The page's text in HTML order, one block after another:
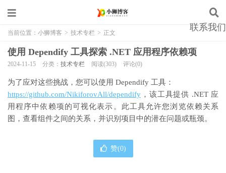
联系我们
当前位置： 小狮博客 > 技术专栏 > 正文
使用 Dependify 工具探索 .NET 应用程序依赖项
2024-11-15 分类： 技术专栏 阅读(303) 评论(0)
为了应对这些挑战，您可以使用 Dependify 工具：
https://github.com/NikiforovAll/dependify ，该工具提供 .NET 应
用程序中依赖项的可视化表示。此工具允许您浏览依赖关系
图，查看组件之间的关系，并识别项目中的潜在问题或瓶颈。
赞(0)